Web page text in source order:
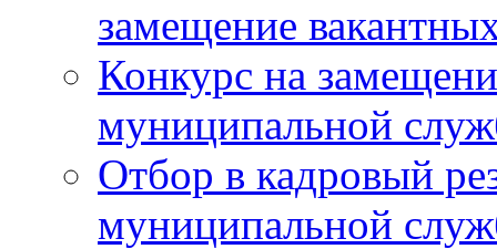
замещение
Конкурс на
муниципальной
Отбор в кадровый
муниципальной